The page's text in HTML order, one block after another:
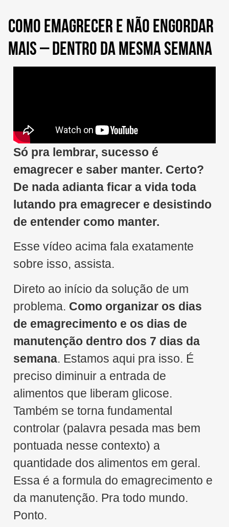
COMO EMAGRECER E NÃO ENGORDAR
MAIS – DENTRO DA MESMA SEMANA
Só pra lembrar, sucesso é
emagrecer e saber manter. Certo?
De nada adianta ficar a vida toda
lutando pra emagrecer e desistindo
de entender como manter.
Esse vídeo acima fala exatamente
sobre isso, assista.
Direto ao início da solução de um
problema. Como organizar os dias
de emagrecimento e os dias de
manutenção dentro dos 7 dias da
semana. Estamos aqui pra isso. É
preciso diminuir a entrada de
alimentos que liberam glicose.
Também se torna fundamental
controlar (palavra pesada mas bem
pontuada nesse contexto) a
quantidade dos alimentos em geral.
Essa é a formula do emagrecimento e
da manutenção. Pra todo mundo.
Ponto.